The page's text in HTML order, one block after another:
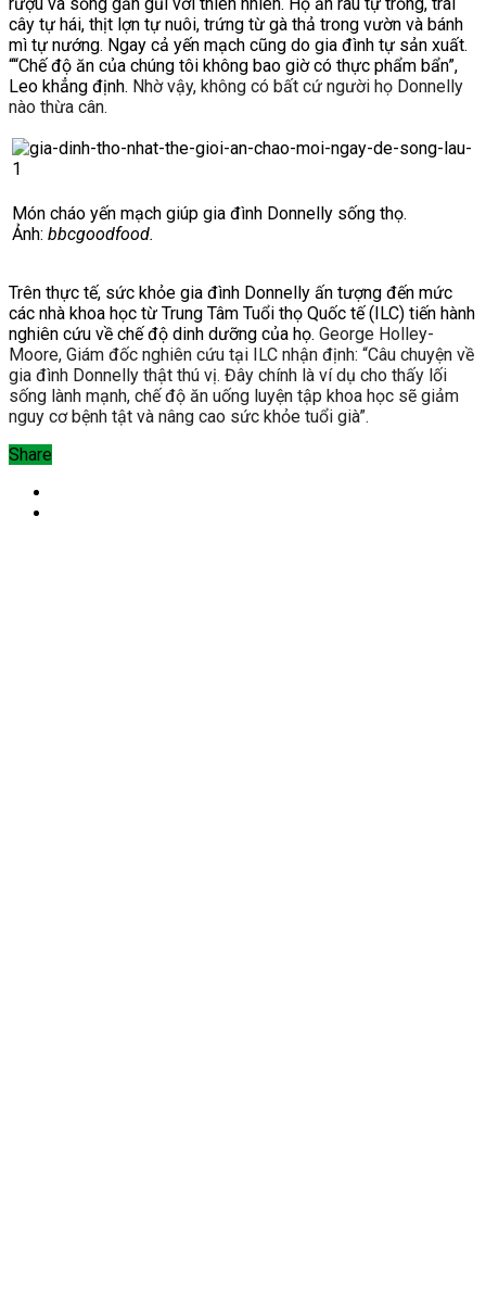
cây tự hái, thịt lợn tự nuôi, trứng từ gà thả trong vườn và bánh
mì tự nướng. Ngay cả yến mạch cũng do gia đình tự sản xuất.
““Chế độ ăn của chúng tôi không bao giờ có thực phẩm bẩn”,
Leo khẳng định. Nhờ vậy, không có bất cứ người họ Donnelly
nào thừa cân.
Món cháo yến mạch giúp gia đình Donnelly sống thọ.
Ảnh: bbcgoodfood.
Trên thực tế, sức khỏe gia đình Donnelly ấn tượng đến mức
các nhà khoa học từ Trung Tâm Tuổi thọ Quốc tế (ILC) tiến hành
nghiên cứu về chế độ dinh dưỡng của họ. George Holley-
Moore, Giám đốc nghiên cứu tại ILC nhận định: “Câu chuyện về
gia đình Donnelly thật thú vị. Đây chính là ví dụ cho thấy lối
sống lành mạnh, chế độ ăn uống luyện tập khoa học sẽ giảm
nguy cơ bệnh tật và nâng cao sức khỏe tuổi già”.
Share